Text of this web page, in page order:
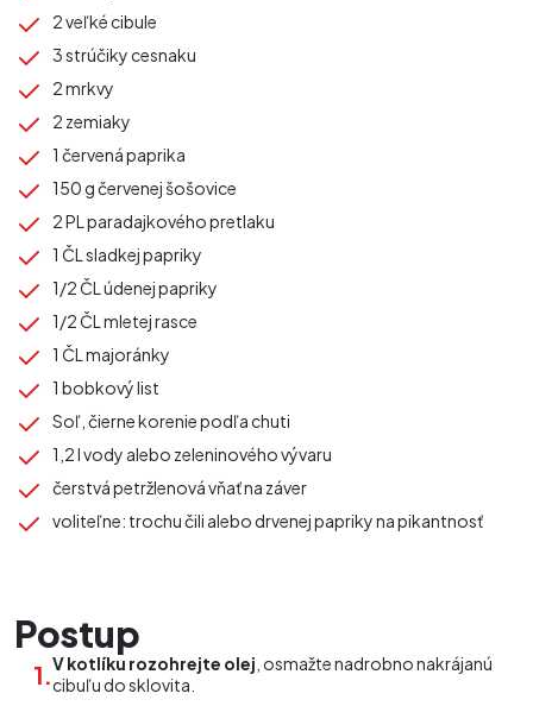
2 veľké cibule
3 strúčiky cesnaku
2 mrkvy
2 zemiaky
1 červená paprika
150 g červenej šošovice
2 PL paradajkového pretlaku
1 ČL sladkej papriky
1/2 ČL údenej papriky
1/2 ČL mletej rasce
1 ČL majoránky
1 bobkový list
Soľ, čierne korenie podľa chuti
1,2 l vody alebo zeleninového vývaru
čerstvá petržlenová vňať na záver
voliteľne: trochu čili alebo drvenej papriky na pikantnosť
Postup
V kotlíku rozohrejte olej , osmažte nadrobno nakrájanú
cibuľu do sklovita.